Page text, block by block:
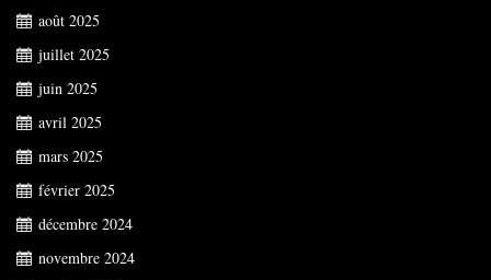
août 2025
juillet 2025
juin 2025
avril 2025
mars 2025
février 2025
décembre 2024
novembre 2024